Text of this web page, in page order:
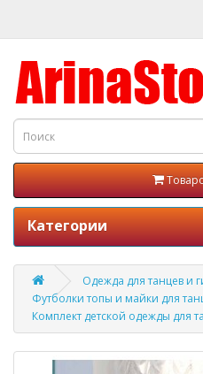
Категории
Одежда для танцев и
Футболки топы и майки для
Комплект детской одежды для